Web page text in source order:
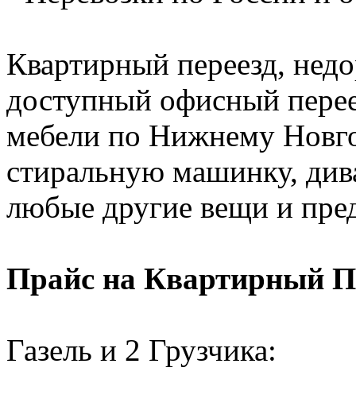
Квартирный переезд,
доступный офисный
мебели по Нижнему
стиральную машинку,
любые другие вещи и
Прайс на Квартирный
Газель и 2 Грузчика: